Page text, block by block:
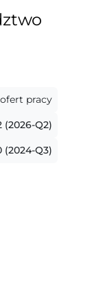
pracy
(2026-Q2)
(2024-Q3)